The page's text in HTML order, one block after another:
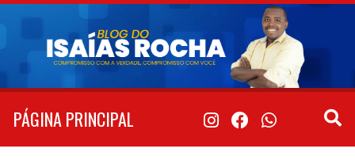
Pular
conteúdo
PÁGINA PRINCIPAL